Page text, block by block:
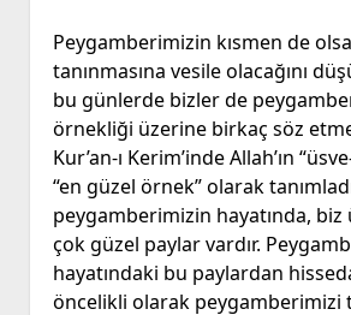
Peygamberimizin kısmen de
tanınmasına vesile olacağını
bu günlerde bizler de
örnekliği üzerine birkaç söz
Kur’an-ı Kerim’inde Allah’ın
“en güzel örnek” olarak
peygamberimizin hayatında,
çok güzel paylar vardır.
hayatındaki bu paylardan
öncelikli olarak peygamberimizi